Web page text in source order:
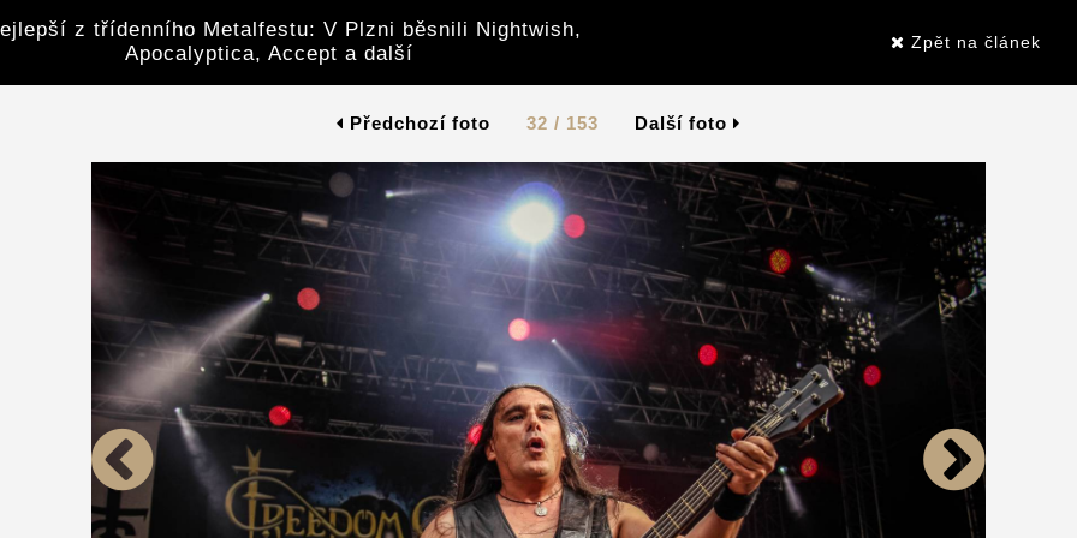
z třídenního Metalfestu: V Plzni běsnili Nightwish,
Apocalyptica, Accept a další
Zpět na článek
Předchozí foto 32 / 153 Další foto